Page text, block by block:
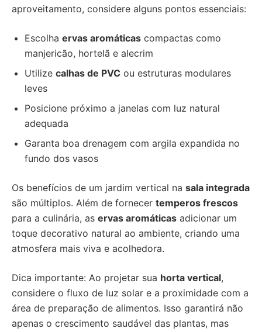
aproveitamento, considere alguns pontos essenciais:
Escolha ervas aromáticas compactas como
manjericão, hortelã e alecrim
Utilize calhas de PVC ou estruturas modulares
leves
Posicione próximo a janelas com luz natural
adequada
Garanta boa drenagem com argila expandida no
fundo dos vasos
Os benefícios de um jardim vertical na sala integrada
são múltiplos. Além de fornecer temperos frescos
para a culinária, as ervas aromáticas adicionar um
toque decorativo natural ao ambiente, criando uma
atmosfera mais viva e acolhedora.
Dica importante: Ao projetar sua horta vertical,
considere o fluxo de luz solar e a proximidade com a
área de preparação de alimentos. Isso garantirá não
apenas o crescimento saudável das plantas, mas